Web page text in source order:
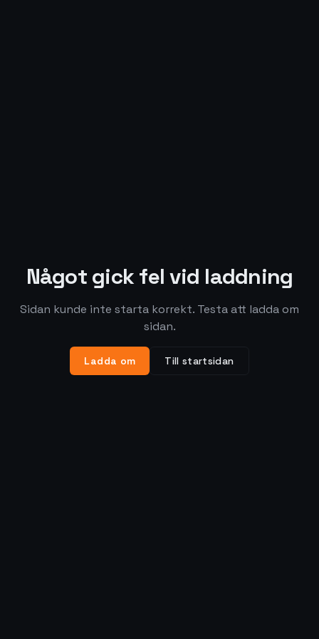
Något gick fel vid laddning
Sidan kunde inte starta korrekt. Testa att ladda om
sidan.
Ladda om Till startsidan